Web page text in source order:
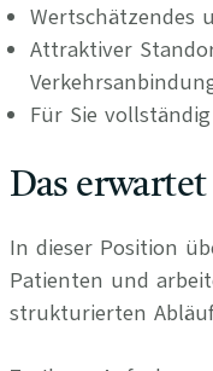
Wertschätzendes
Attraktiver
Für Sie
Das erwartet
In dieser Position
Patienten und
strukturierten